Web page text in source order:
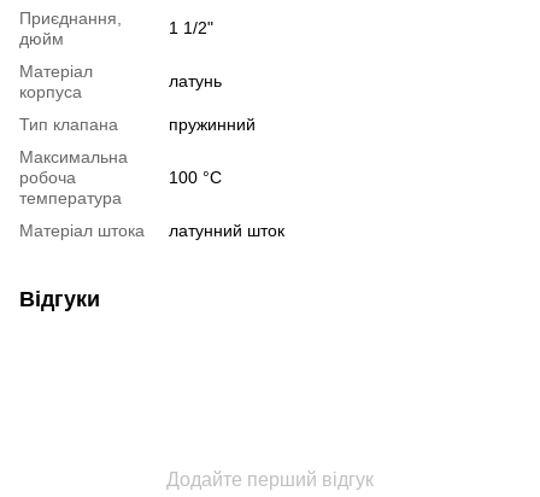
Приєднання,
дюйм
1 1/2"
Матеріал
корпуса
латунь
Тип клапана
пружинний
Максимальна
робоча
температура
100 °C
Матеріал штока латунний шток
Відгуки
Додайте перший відгук